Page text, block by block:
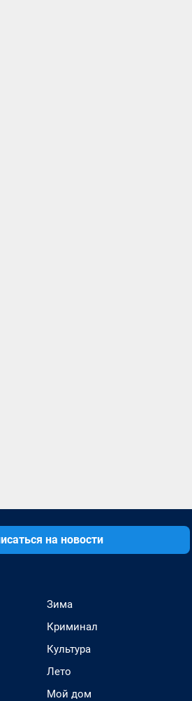
на новости
Зима
Криминал
Культура
Лето
Мой дом